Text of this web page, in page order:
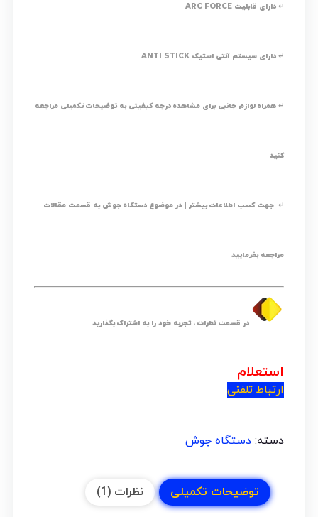
↵ دارای قابلیت ARC FORCE
↵ دارای سیستم آنتی استیک ANTI STICK
↵ همراه لوازم جانبی برای مشاهده درجه کیفیتی به توضیحات تکمیلی مراجعه
کنید
↵ جهت کسب اطلاعات بیشتر | در موضوع دستگاه جوش به قسمت مقالات
مراجعه بفرمایید
در قسمت نظرات ، تجربه خود را به اشتراک بگذارید
استعلام
ارتباط تلفنی
دسته: دستگاه جوش
توضیحات تکمیلی نظرات (1)